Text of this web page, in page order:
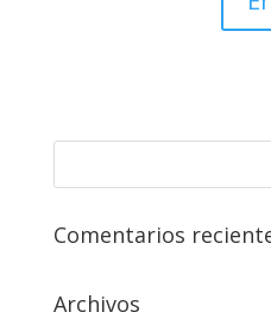
Comentarios
Archivos